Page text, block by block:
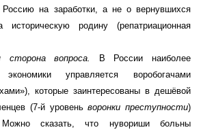
на заработки, а не о вернувшихся
историческую родину (репатриационная
сторона вопроса.
В России наиболее
управляется воробогачами
которые заинтересованы в дешёвой
(7-й уровеньворонки преступности)
сказать, что нувориши больны